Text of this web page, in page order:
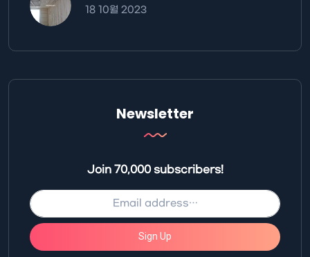
18 10월 2023
Newsletter
Join 70,000 subscribers!
Sign Up